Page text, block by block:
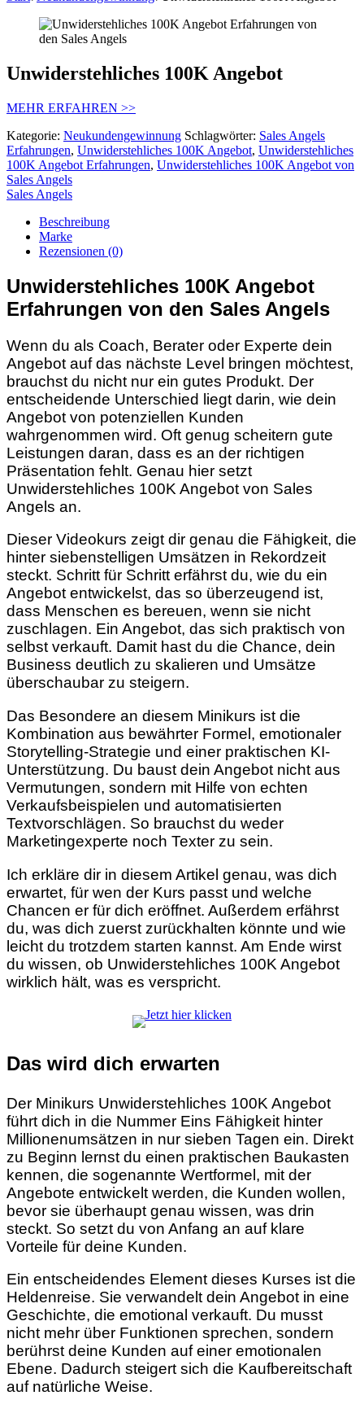
Unwiderstehliches 100K Angebot
MEHR ERFAHREN >>
Kategorie: Neukundengewinnung Schlagwörter: Sales Angels
Erfahrungen, Unwiderstehliches 100K Angebot, Unwiderstehliches
100K Angebot Erfahrungen, Unwiderstehliches 100K Angebot von
Sales Angels
Sales Angels
Beschreibung
Marke
Rezensionen (0)
Unwiderstehliches 100K Angebot
Erfahrungen von den Sales Angels
Wenn du als Coach, Berater oder Experte dein
Angebot auf das nächste Level bringen möchtest,
brauchst du nicht nur ein gutes Produkt. Der
entscheidende Unterschied liegt darin, wie dein
Angebot von potenziellen Kunden
wahrgenommen wird. Oft genug scheitern gute
Leistungen daran, dass es an der richtigen
Präsentation fehlt. Genau hier setzt
Unwiderstehliches 100K Angebot von Sales
Angels an.
Dieser Videokurs zeigt dir genau die Fähigkeit, die
hinter siebenstelligen Umsätzen in Rekordzeit
steckt. Schritt für Schritt erfährst du, wie du ein
Angebot entwickelst, das so überzeugend ist,
dass Menschen es bereuen, wenn sie nicht
zuschlagen. Ein Angebot, das sich praktisch von
selbst verkauft. Damit hast du die Chance, dein
Business deutlich zu skalieren und Umsätze
überschaubar zu steigern.
Das Besondere an diesem Minikurs ist die
Kombination aus bewährter Formel, emotionaler
Storytelling-Strategie und einer praktischen KI-
Unterstützung. Du baust dein Angebot nicht aus
Vermutungen, sondern mit Hilfe von echten
Verkaufsbeispielen und automatisierten
Textvorschlägen. So brauchst du weder
Marketingexperte noch Texter zu sein.
Ich erkläre dir in diesem Artikel genau, was dich
erwartet, für wen der Kurs passt und welche
Chancen er für dich eröffnet. Außerdem erfährst
du, was dich zuerst zurückhalten könnte und wie
leicht du trotzdem starten kannst. Am Ende wirst
du wissen, ob Unwiderstehliches 100K Angebot
wirklich hält, was es verspricht.
Das wird dich erwarten
Der Minikurs Unwiderstehliches 100K Angebot
führt dich in die Nummer Eins Fähigkeit hinter
Millionenumsätzen in nur sieben Tagen ein. Direkt
zu Beginn lernst du einen praktischen Baukasten
kennen, die sogenannte Wertformel, mit der
Angebote entwickelt werden, die Kunden wollen,
bevor sie überhaupt genau wissen, was drin
steckt. So setzt du von Anfang an auf klare
Vorteile für deine Kunden.
Ein entscheidendes Element dieses Kurses ist die
Heldenreise. Sie verwandelt dein Angebot in eine
Geschichte, die emotional verkauft. Du musst
nicht mehr über Funktionen sprechen, sondern
berührst deine Kunden auf einer emotionalen
Ebene. Dadurch steigert sich die Kaufbereitschaft
auf natürliche Weise.